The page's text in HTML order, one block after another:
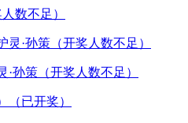
数不足）
孙策（开奖人数不足）